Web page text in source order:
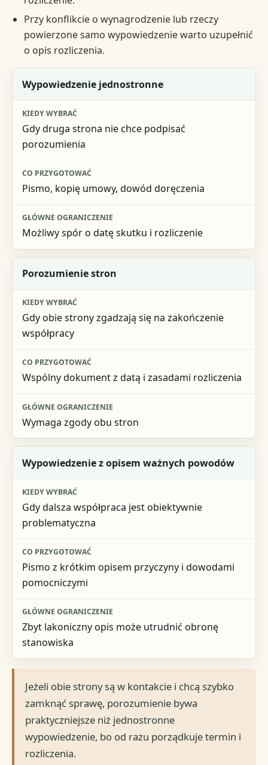
Przy konflikcie o wynagrodzenie lub rzeczy
powierzone samo wypowiedzenie warto uzupełnić
o opis rozliczenia.
Wariant
Kiedy wybrać
Co przygotować
Główne ograniczenie
Wypowiedzenie jednostronne
Gdy druga strona nie chce podpisać
porozumienia
Pismo, kopię umowy, dowód doręczenia
Możliwy spór o datę skutku i rozliczenie
Porozumienie stron
Gdy obie strony zgadzają się na zakończenie
współpracy
Wspólny dokument z datą i zasadami rozliczenia
Wymaga zgody obu stron
Wypowiedzenie z opisem ważnych powodów
Gdy dalsza współpraca jest obiektywnie
problematyczna
Pismo z krótkim opisem przyczyny i dowodami
pomocniczymi
Zbyt lakoniczny opis może utrudnić obronę
stanowiska
Jeżeli obie strony są w kontakcie i chcą szybko
zamknąć sprawę, porozumienie bywa
praktyczniejsze niż jednostronne
wypowiedzenie, bo od razu porządkuje termin i
rozliczenia.